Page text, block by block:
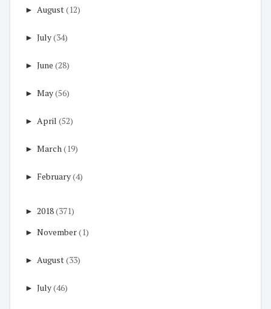
► August(12)
► July(34)
► June (28)
► May(56)
► April (52)
► March(19)
► February(4)
► 2018(371)
► November(1)
► August(33)
► July(46)